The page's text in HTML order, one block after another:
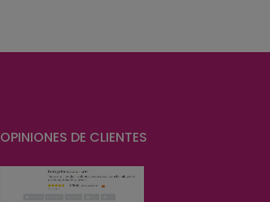
OPINIONES DE CLIENTES